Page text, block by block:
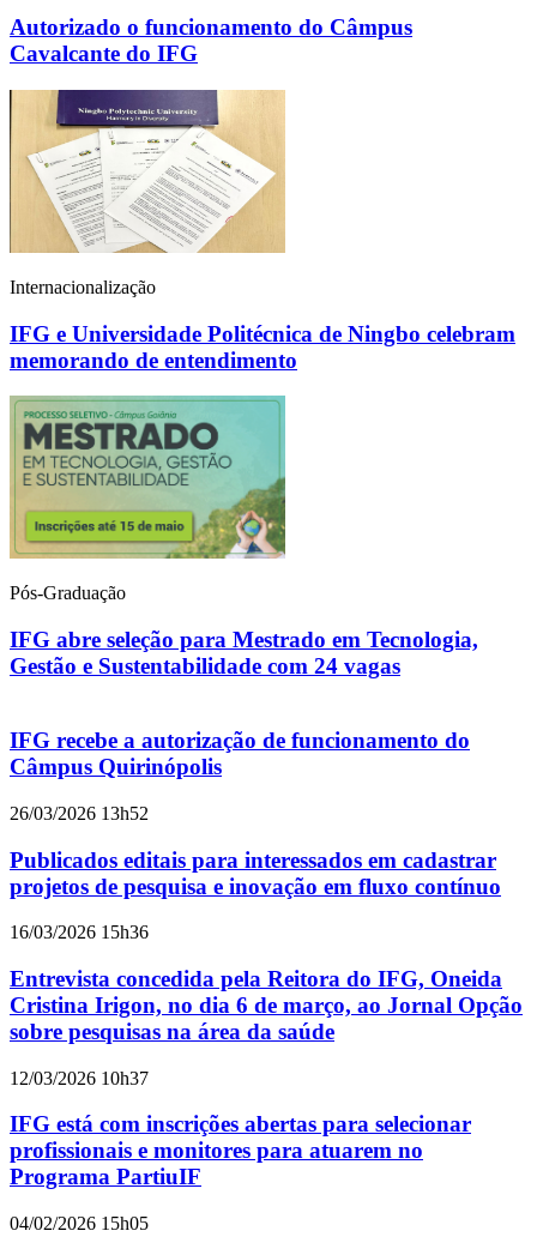
Autorizado o funcionamento do Câmpus
Cavalcante do IFG
Internacionalização
IFG e Universidade Politécnica de Ningbo celebram
memorando de entendimento
Pós-Graduação
IFG abre seleção para Mestrado em Tecnologia,
Gestão e Sustentabilidade com 24 vagas
IFG recebe a autorização de funcionamento do
Câmpus Quirinópolis
26/03/2026 13h52
Publicados editais para interessados em cadastrar
projetos de pesquisa e inovação em fluxo contínuo
16/03/2026 15h36
Entrevista concedida pela Reitora do IFG, Oneida
Cristina Irigon, no dia 6 de março, ao Jornal Opção
sobre pesquisas na área da saúde
12/03/2026 10h37
IFG está com inscrições abertas para selecionar
profissionais e monitores para atuarem no
Programa PartiuIF
04/02/2026 15h05